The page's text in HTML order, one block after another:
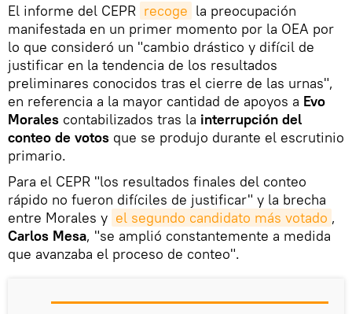
El informe del CEPR recoge la preocupación
manifestada en un primer momento por la OEA por
lo que consideró un "cambio drástico y difícil de
justificar en la tendencia de los resultados
preliminares conocidos tras el cierre de las urnas",
en referencia a la mayor cantidad de apoyos a Evo
Morales contabilizados tras la interrupción del
conteo de votos que se produjo durante el escrutinio
primario.
Para el CEPR "los resultados finales del conteo
rápido no fueron difíciles de justificar" y la brecha
entre Morales y el segundo candidato más votado ,
Carlos Mesa, "se amplió constantemente a medida
que avanzaba el proceso de conteo".